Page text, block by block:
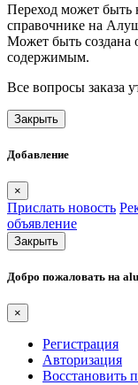
Переход может быть
справочнике на
Может быть создана
содержимым.
Все вопросы заказа
Закрыть
Добавление
×
Прислать новость
объявление
Закрыть
Добро пожаловать на
×
Регистрация
Авторизация
Восстановить